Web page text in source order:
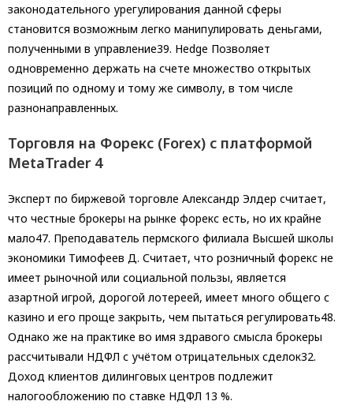
законодательного урегулирования данной сферы
становится возможным легко манипулировать деньгами,
полученными в управление39. Hedge Позволяет
одновременно держать на счете множество открытых
позиций по одному и тому же символу, в том числе
разнонаправленных.
Торговля на Форекс (Forex) с платформой
MetaTrader 4
Эксперт по биржевой торговле Александр Элдер считает,
что честные брокеры на рынке форекс есть, но их крайне
мало47. Преподаватель пермского филиала Высшей школы
экономики Тимофеев Д. Считает, что розничный форекс не
имеет рыночной или социальной пользы, является
азартной игрой, дорогой лотереей, имеет много общего с
казино и его проще закрыть, чем пытаться регулировать48.
Однако же на практике во имя здравого смысла брокеры
рассчитывали НДФЛ с учётом отрицательных сделок32.
Доход клиентов дилинговых центров подлежит
налогообложению по ставке НДФЛ 13 %.